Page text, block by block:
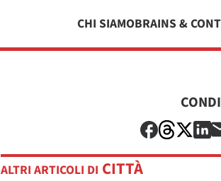
CHI SIAMOBRAINS &
ALTRI ARTICOLI DI CITTÀ